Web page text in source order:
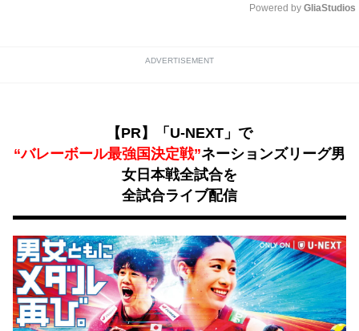
Powered by GliaStudios
ADVERTISEMENT
【PR】「U-NEXT」で
“バレーボール最強国決定戦”ネーションズリーグ男
女日本戦全試合を
全試合ライブ配信